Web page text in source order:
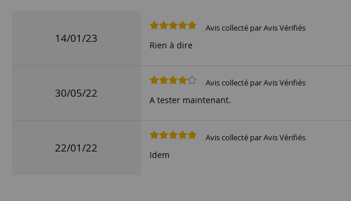
14/01/23
Avis collecté par Avis Vérifiés
Rien à dire
30/05/22
Avis collecté par Avis Vérifiés
A tester maintenant.
22/01/22
Avis collecté par Avis Vérifiés
Idem